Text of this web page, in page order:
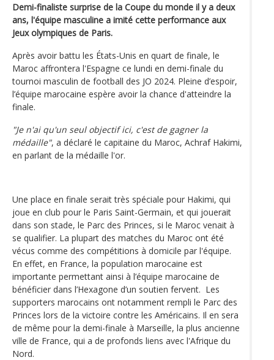
Demi-finaliste surprise de la Coupe du monde il y a deux
ans, l'équipe masculine a imité cette performance aux
Jeux olympiques de Paris.
Après avoir battu les États-Unis en quart de finale, le
Maroc affrontera l'Espagne ce lundi en demi-finale du
tournoi masculin de football des JO 2024. Pleine d’espoir,
l’équipe marocaine espère avoir la chance d'atteindre la
finale.
"Je n'ai qu'un seul objectif ici, c'est de gagner la
médaille", a déclaré le capitaine du Maroc, Achraf Hakimi,
en parlant de la médaille l'or.
Une place en finale serait très spéciale pour Hakimi, qui
joue en club pour le Paris Saint-Germain, et qui jouerait
dans son stade, le Parc des Princes, si le Maroc venait à
se qualifier. La plupart des matches du Maroc ont été
vécus comme des compétitions à domicile par l'équipe.
En effet, en France, la population marocaine est
importante permettant ainsi à l’équipe marocaine de
bénéficier dans l’Hexagone d’un soutien fervent. Les
supporters marocains ont notamment rempli le Parc des
Princes lors de la victoire contre les Américains. Il en sera
de même pour la demi-finale à Marseille, la plus ancienne
ville de France, qui a de profonds liens avec l'Afrique du
Nord.